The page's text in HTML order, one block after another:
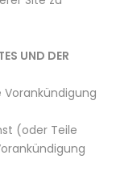
UND DER
Vorankündigung
(oder Teile